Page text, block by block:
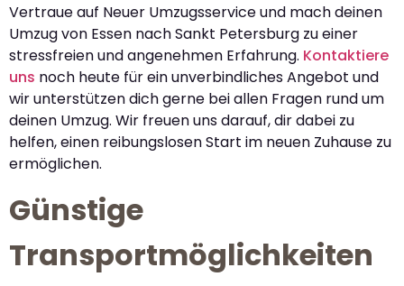
Vertraue auf Neuer Umzugsservice und mach deinen
Umzug von Essen nach Sankt Petersburg zu einer
stressfreien und angenehmen Erfahrung. Kontaktiere
uns noch heute für ein unverbindliches Angebot und
wir unterstützen dich gerne bei allen Fragen rund um
deinen Umzug. Wir freuen uns darauf, dir dabei zu
helfen, einen reibungslosen Start im neuen Zuhause zu
ermöglichen.
Günstige
Transportmöglichkeiten